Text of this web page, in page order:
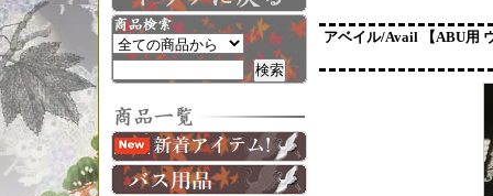
アベイル/Avail 【ABU用